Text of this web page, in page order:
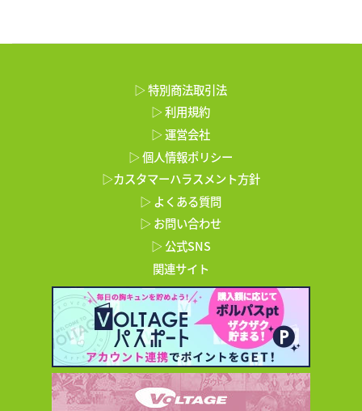
▷ 特別商法取引法
▷ 利用規約
▷ 運営会社
▷ 個人情報ポリシー
▷カスタマーハラスメント方針
▷ よくある質問
▷ お問い合わせ
▷ 公式SNS
関連サイト